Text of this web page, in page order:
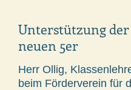
Unterstützung der
neuen 5er
Herr Ollig,
beim Förderverein für